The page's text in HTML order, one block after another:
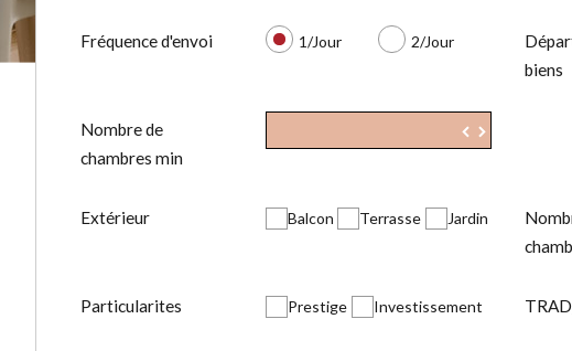
Fréquence d'envoi 1/Jour 2/Jour
biens
Nombre de
chambres min
▼
Extérieur Balcon Terrasse Jardin
Particularites Prestige Investissement